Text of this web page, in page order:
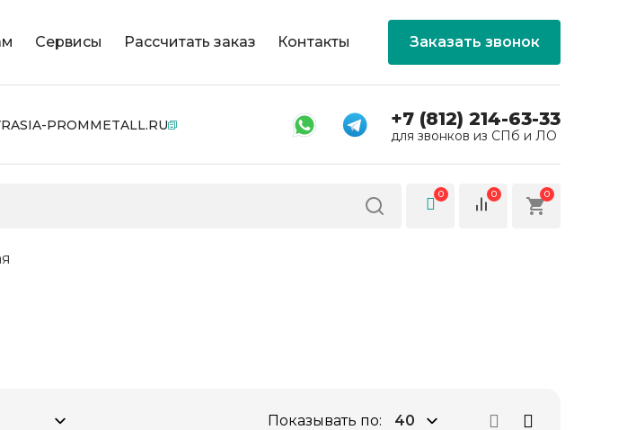
Сервисы Рассчитать заказ Контакты Заказать звонок
PROMMETALL.RU +7 (812) 214-63-33
для звонков из СПб и ЛО
0 0 0
Показывать по: